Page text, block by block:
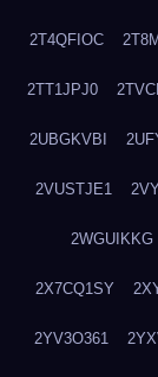
2T4QFIOC
2TT1JPJ0
2UBGKVBI
2VUSTJE1
2WGUIKKG
2X7CQ1SY
2YV3O361